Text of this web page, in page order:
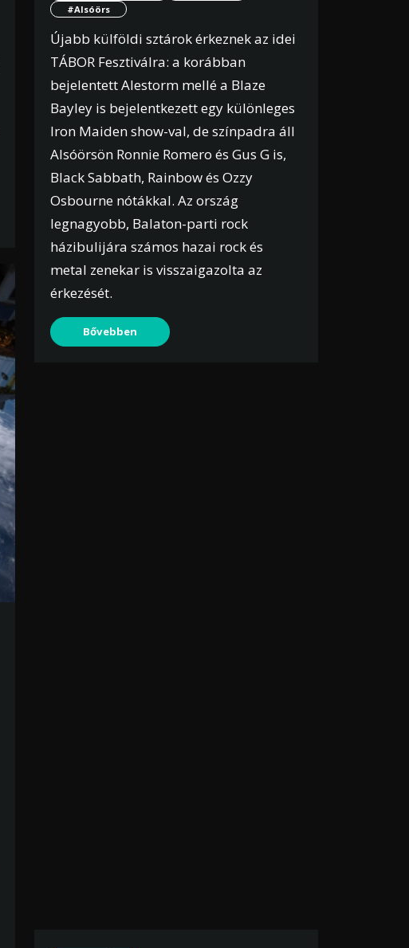
#Alsóörs
Újabb külföldi sztárok érkeznek az idei
TÁBOR Fesztiválra: a korábban
bejelentett Alestorm mellé a Blaze
Bayley is bejelentkezett egy különleges
Iron Maiden show-val, de színpadra áll
Alsóörsön Ronnie Romero és Gus G is,
Black Sabbath, Rainbow és Ozzy
Osbourne nótákkal. Az ország
legnagyobb, Balaton-parti rock
házibulijára számos hazai rock és
metal zenekar is visszaigazolta az
érkezését.
Bővebben